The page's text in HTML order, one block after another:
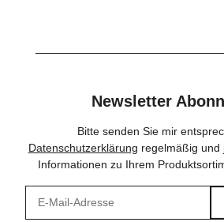
Newsletter
Bitte senden Sie mir
Datenschutzerklärung regelmäßig und
Informationen zu Ihrem